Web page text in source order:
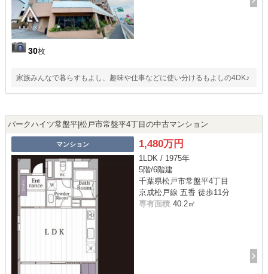
30枚
家族みんなで暮らすもよし、趣味や仕事などに使い分けるもよしの4DK♪
パークハイツ常盤平|松戸市常盤平4丁目の中古マンション
マンション 1,480万円
1LDK / 1975年
5階/6階建
千葉県松戸市常盤平4丁目
京成松戸線 五香 徒歩11分
専有面積 40.2㎡